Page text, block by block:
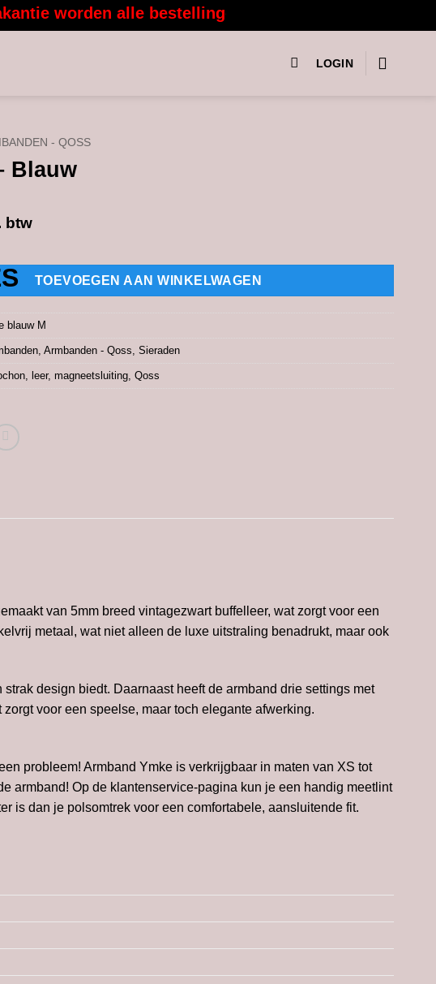
worden alle bestellingen vanaf 3 augustus weer
LOGIN
- QOSS
Blauw
btw
TOEVOEGEN AAN WINKELWAGEN
blauw M
, Armbanden - Qoss, Sieraden
, leer, magneetsluiting, Qoss
van 5mm breed vintagezwart buffelleer, wat zorgt voor een
metaal, wat niet alleen de luxe uitstraling benadrukt, maar ook
design biedt. Daarnaast heeft de armband drie settings met
voor een speelse, maar toch elegante afwerking.
probleem! Armband Ymke is verkrijgbaar in maten van XS tot
armband! Op de klantenservice-pagina kun je een handig meetlint
is dan je polsomtrek voor een comfortabele, aansluitende fit.